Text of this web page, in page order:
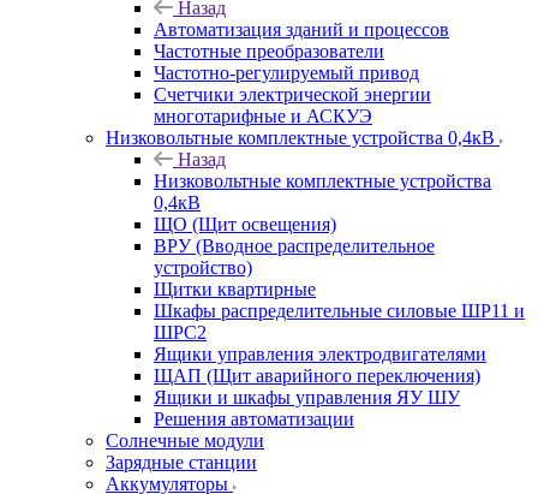
Назад
Автоматизация зданий и процессов
Частотные преобразователи
Частотно-регулируемый привод
Счетчики электрической энергии
многотарифные и АСКУЭ
Низковольтные комплектные устройства 0,4кВ
Назад
Низковольтные комплектные устройства
0,4кВ
ЩО (Щит освещения)
ВРУ (Вводное распределительное
устройство)
Щитки квартирные
Шкафы распределительные силовые ШР11 и
ШРС2
Ящики управления электродвигателями
ЩАП (Щит аварийного переключения)
Ящики и шкафы управления ЯУ ШУ
Решения автоматизации
Солнечные модули
Зарядные станции
Аккумуляторы